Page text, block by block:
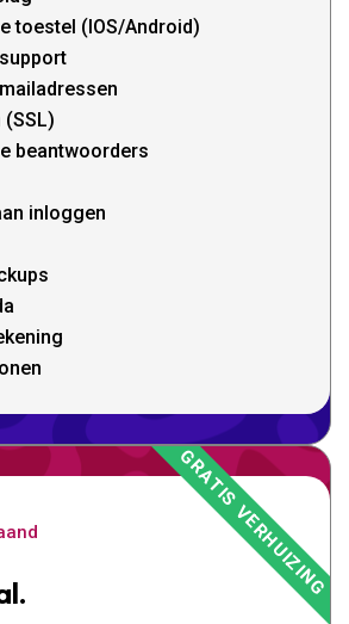
toestel (IOS/Android)
beantwoorders
inloggen